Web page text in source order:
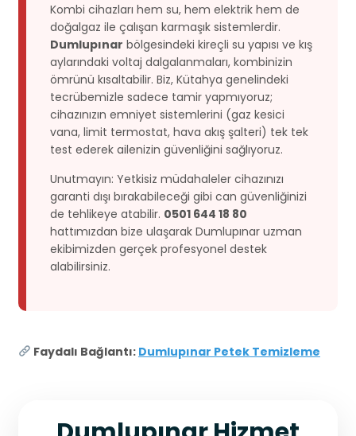
Kombi cihazları hem su, hem elektrik hem de
doğalgaz ile çalışan karmaşık sistemlerdir.
Dumlupınar bölgesindeki kireçli su yapısı ve kış
aylarındaki voltaj dalgalanmaları, kombinizin
ömrünü kısaltabilir. Biz, Kütahya genelindeki
tecrübemizle sadece tamir yapmıyoruz;
cihazınızın emniyet sistemlerini (gaz kesici
vana, limit termostat, hava akış şalteri) tek tek
test ederek ailenizin güvenliğini sağlıyoruz.
Unutmayın: Yetkisiz müdahaleler cihazınızı
garanti dışı bırakabileceği gibi can güvenliğinizi
de tehlikeye atabilir. 0501 644 18 80
hattımızdan bize ulaşarak Dumlupınar uzman
ekibimizden gerçek profesyonel destek
alabilirsiniz.
Faydalı Bağlantı: Dumlupınar Petek Temizleme